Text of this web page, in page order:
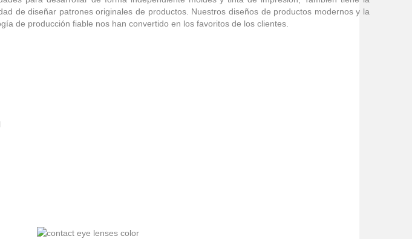
de diseñar patrones originales de productos. Nuestros diseños de productos modernos y la
de producción fiable nos han convertido en los favoritos de los clientes.